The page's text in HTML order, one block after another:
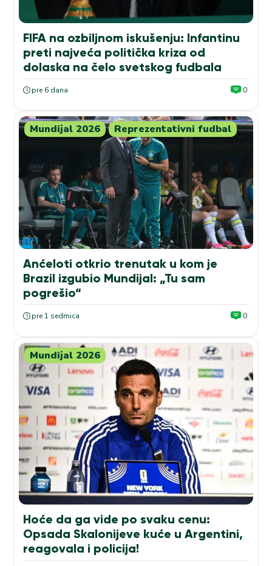
FIFA na ozbiljnom iskušenju: Infantinu
preti najveća politička kriza od
dolaska na čelo svetskog fudbala
pre 6 dana 0
Mundijal 2026 Reprezentativni fudbal
Anćeloti otkrio trenutak u kom je
Brazil izgubio Mundijal: „Tu sam
pogrešio“
pre 1 sedmica 0
Mundijal 2026
Hoće da ga vide po svaku cenu:
Opsada Skalonijeve kuće u Argentini,
reagovala i policija!